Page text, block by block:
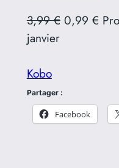
3,99 €0,99 €
janvier
Kobo
Partager :
Facebook